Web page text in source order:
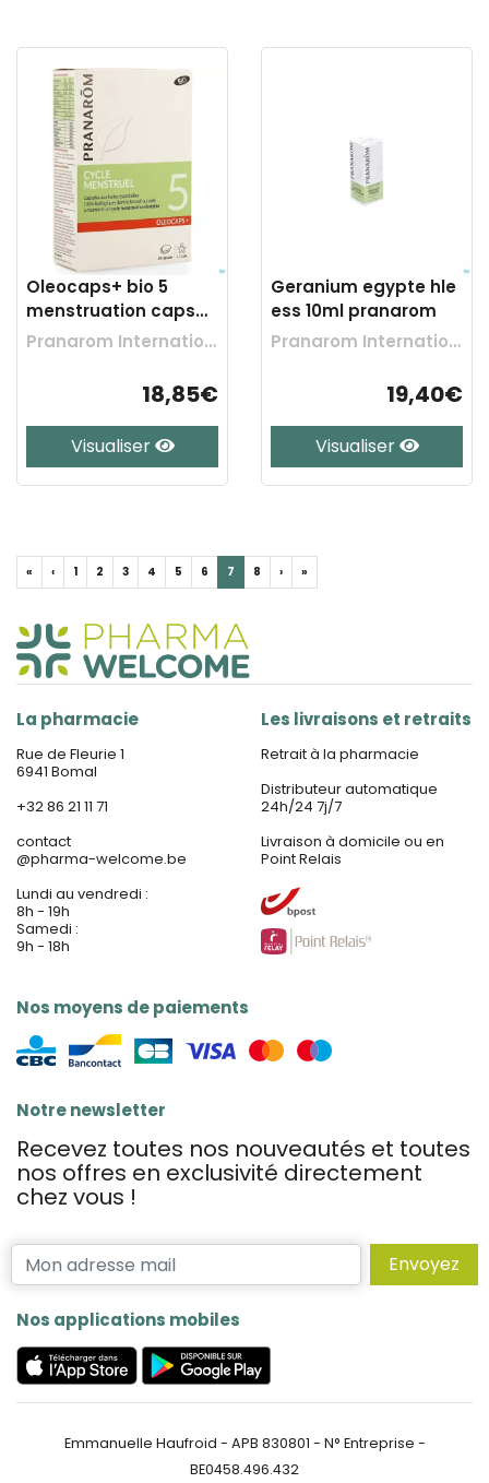
Oleocaps+ bio 5
menstruation caps
30
Pranarom International
18,85€
Visualiser
Geranium egypte hle
ess 10ml pranarom
Pranarom International
19,40€
Visualiser
« ‹ 1 2 3 4 5 6 7 8 › »
La pharmacie
Rue de Fleurie 1
6941 Bomal
+32 86 21 11 71
contact
@pharma-welcome.be
Lundi au vendredi :
8h - 19h
Samedi :
9h - 18h
Nos moyens de paiements
Les livraisons et retraits
Retrait à la pharmacie
Distributeur automatique
24h/24 7j/7
Livraison à domicile ou en
Point Relais
Notre newsletter
Recevez toutes nos nouveautés et toutes
nos offres en exclusivité directement
chez vous !
Envoyez
Nos applications mobiles
Emmanuelle Haufroid - APB 830801 - N° Entreprise -
BE0458.496.432